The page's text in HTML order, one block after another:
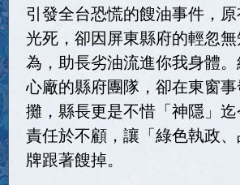
引發全台恐慌的餿油事件，
光死，卻因屏東縣府的輕忽
為，助長劣油流進你我身體
心廠的縣府團隊，卻在東窗
攤，縣長更是不惜「神隱」
責任於不顧，讓「綠色執政
牌跟著餿掉。